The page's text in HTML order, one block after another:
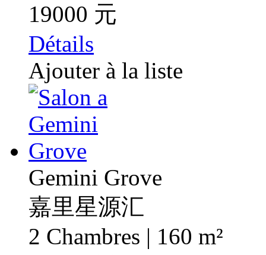
19000 元
Détails
Ajouter à la liste
Gemini Grove
嘉里星源汇
2 Chambres | 160 m²